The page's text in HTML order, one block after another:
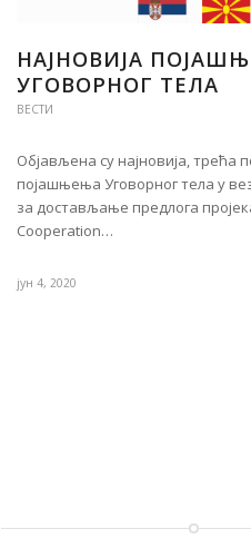
НАЈНОВИЈА
УГОВОРНОГ ТЕЛА
ВЕСТИ
Објављена су најновија, трећа
појашњења Уговорног тела у
за достављање предлога
Cooperation…
јун 4, 2020